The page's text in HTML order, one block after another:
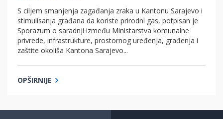
S ciljem smanjenja zagađanja zraka u Kantonu Sarajevo i
stimulisanja građana da koriste prirodni gas, potpisan je
Sporazum o saradnji između Ministarstva komunalne
privrede, infrastrukture, prostornog uređenja, građenja i
zaštite okoliša Kantona Sarajevo...
OPŠIRNIJE